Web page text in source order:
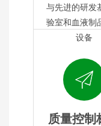
与先进的研发
验室和血液制
设备
质量控制